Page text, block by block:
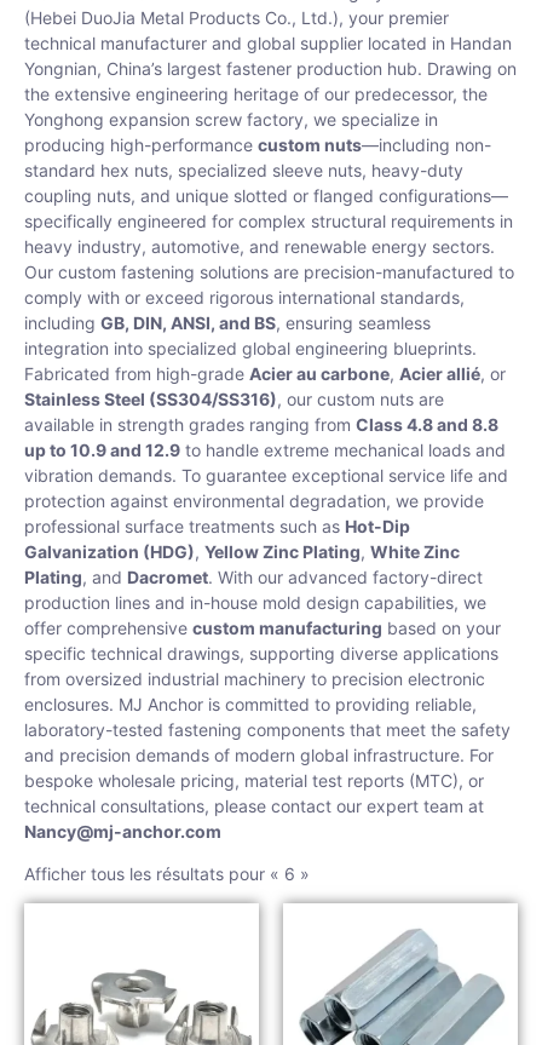
(Hebei DuoJia Metal Products Co., Ltd.), your premier
technical manufacturer and global supplier located in Handan
Yongnian, China’s largest fastener production hub. Drawing on
the extensive engineering heritage of our predecessor, the
Yonghong expansion screw factory, we specialize in
producing high-performance custom nuts—including non-
standard hex nuts, specialized sleeve nuts, heavy-duty
coupling nuts, and unique slotted or flanged configurations—
specifically engineered for complex structural requirements in
heavy industry, automotive, and renewable energy sectors.
Our custom fastening solutions are precision-manufactured to
comply with or exceed rigorous international standards,
including GB, DIN, ANSI, and BS, ensuring seamless
integration into specialized global engineering blueprints.
Fabricated from high-grade Acier au carbone, Acier allié, or
Stainless Steel (SS304/SS316), our custom nuts are
available in strength grades ranging from Class 4.8 and 8.8
up to 10.9 and 12.9 to handle extreme mechanical loads and
vibration demands. To guarantee exceptional service life and
protection against environmental degradation, we provide
professional surface treatments such as Hot-Dip
Galvanization (HDG), Yellow Zinc Plating, White Zinc
Plating, and Dacromet. With our advanced factory-direct
production lines and in-house mold design capabilities, we
offer comprehensive custom manufacturing based on your
specific technical drawings, supporting diverse applications
from oversized industrial machinery to precision electronic
enclosures. MJ Anchor is committed to providing reliable,
laboratory-tested fastening components that meet the safety
and precision demands of modern global infrastructure. For
bespoke wholesale pricing, material test reports (MTC), or
technical consultations, please contact our expert team at
Nancy@mj-anchor.com
Afficher tous les résultats pour « 6 »